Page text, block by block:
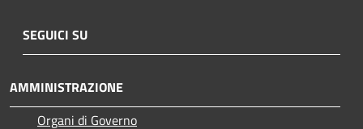
SEGUICI SU
AMMINISTRAZIONE
Organi di Governo